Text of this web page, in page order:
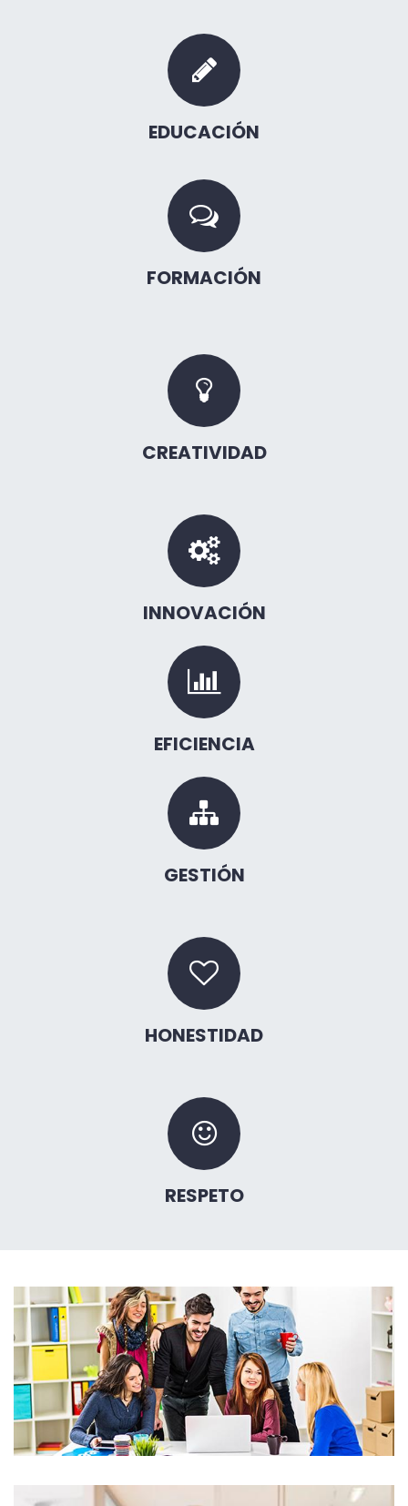
EDUCACIÓN
FORMACIÓN
CREATIVIDAD
INNOVACIÓN
EFICIENCIA
GESTIÓN
HONESTIDAD
RESPETO